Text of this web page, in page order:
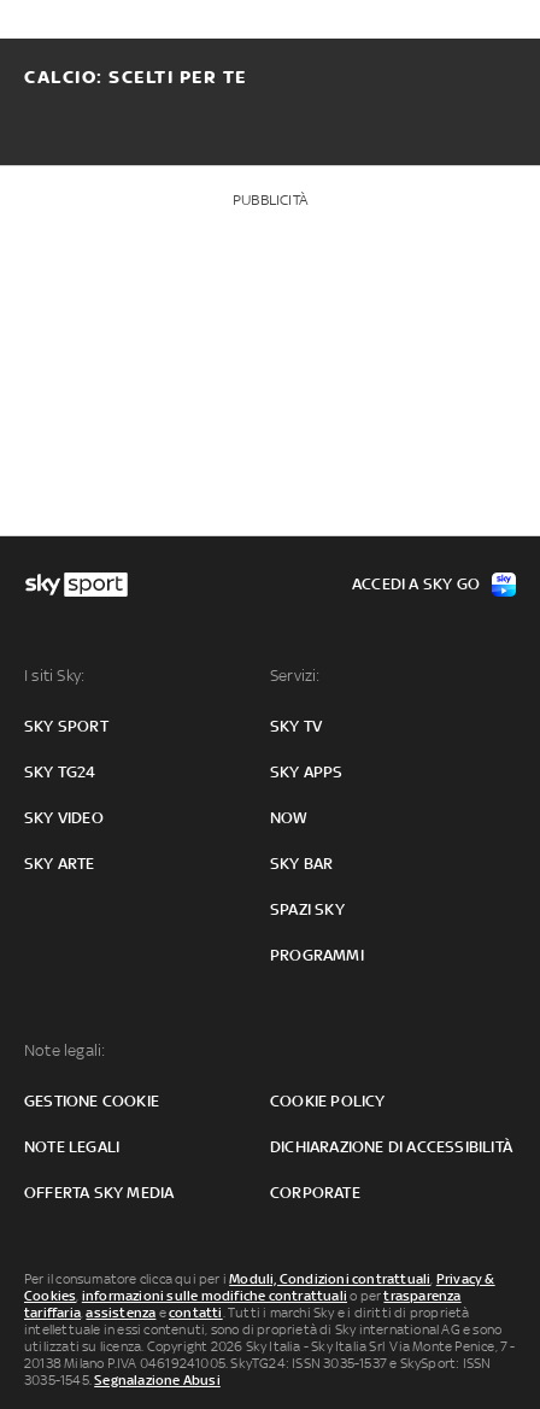
CALCIO: SCELTI PER TE
PUBBLICITÀ
I siti Sky:
SKY SPORT
SKY TG24
SKY VIDEO
SKY ARTE
Servizi:
SKY TV
SKY APPS
NOW
SKY BAR
SPAZI SKY
PROGRAMMI
Note legali:
GESTIONE COOKIE COOKIE POLICY
NOTE LEGALI DICHIARAZIONE DI ACCESSIBILITÀ
OFFERTA SKY MEDIA CORPORATE
ACCEDI A SKY GO
Per il consumatore clicca qui per iModuli, Condizioni contrattuali, Privacy &
Cookies, informazioni sulle modifiche contrattuali o pertrasparenza
tariffaria,assistenza econtatti. Tutti i marchi Sky e i diritti di proprietà
intellettuale in essi contenuti, sono di proprietà di Sky international AG e sono
utilizzati su licenza. Copyright 2026 Sky Italia - Sky Italia Srl Via Monte Penice, 7 -
20138 Milano P.IVA 04619241005. SkyTG24: ISSN 3035-1537 e SkySport: ISSN
3035-1545.Segnalazione Abusi